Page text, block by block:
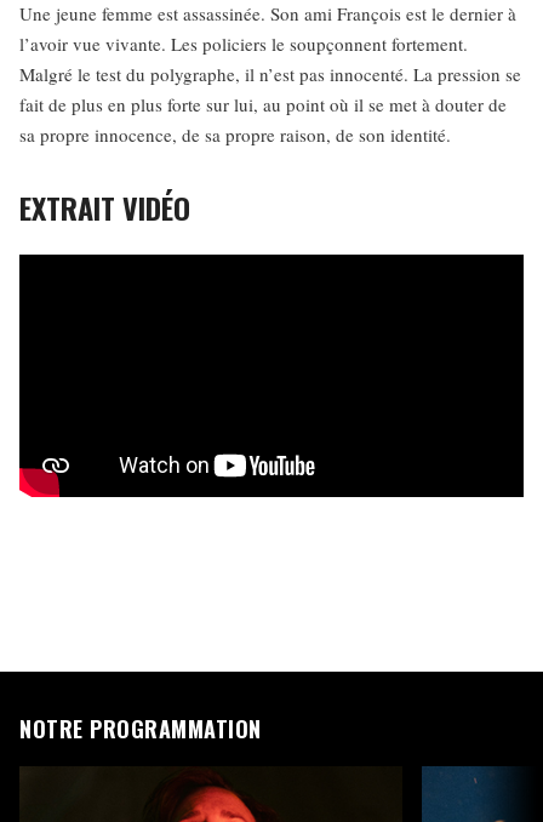
Une jeune femme est assassinée. Son ami François est le dernier à
l’avoir vue vivante. Les policiers le soupçonnent fortement.
Malgré le test du polygraphe, il n’est pas innocenté. La pression se
fait de plus en plus forte sur lui, au point où il se met à douter de
sa propre innocence, de sa propre raison, de son identité.
EXTRAIT VIDÉO
NOTRE PROGRAMMATION